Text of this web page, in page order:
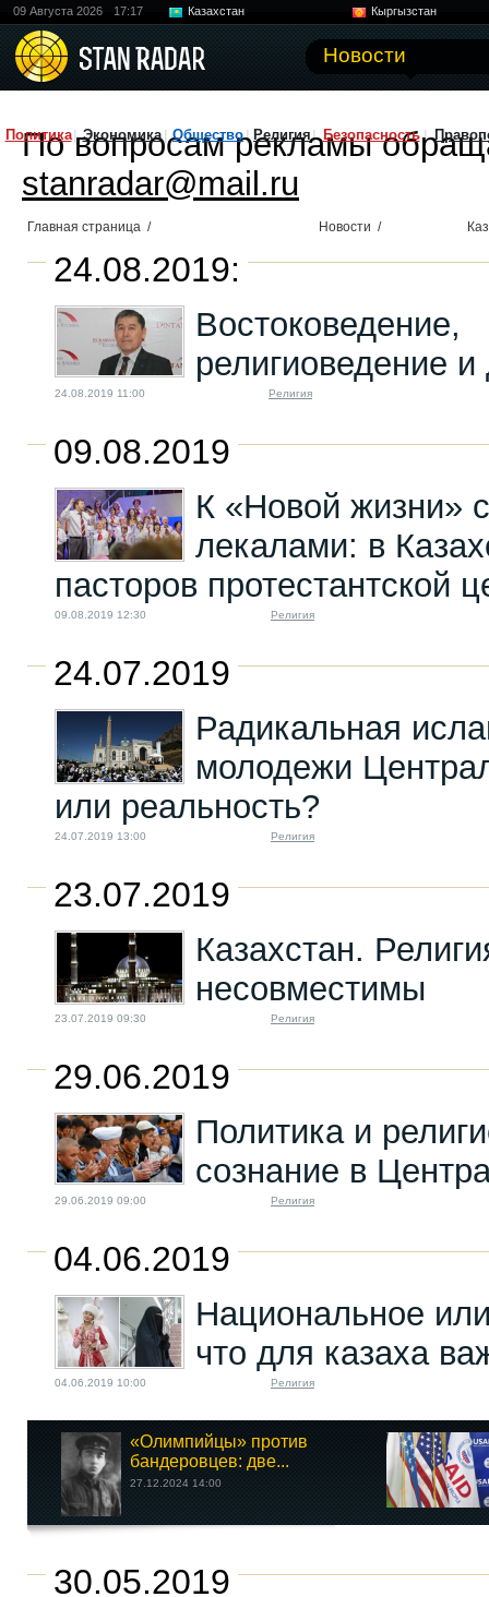
09 Августа 2026 17:17 Казахстан
Кыргызстан
Новости
Политика Экономика Общество Религия Безопасность
По вопросам рекламы
stanradar@mail.ru
Главная страница / Новости /
24.08.2019:
Востоковедение,
религиоведение и
24.08.2019 11:00 Религия
09.08.2019
К «Новой жизни»
лекалами: в
пасторов протестантской
09.08.2019 12:30 Религия
24.07.2019
Радикальная
молодежи
или реальность?
24.07.2019 13:00 Религия
23.07.2019
Казахстан.
несовместимы
23.07.2019 09:30 Религия
29.06.2019
Политика и
сознание в
29.06.2019 09:00 Религия
04.06.2019
Национальное
что для казаха
04.06.2019 10:00 Религия
«Олимпийцы» против
бандеровцев: две...
27.12.2024 14:00
30.05.2019